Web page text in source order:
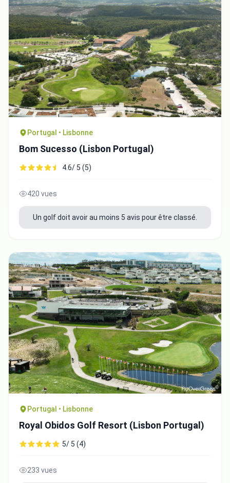
Portugal • Lisbonne
Bom Sucesso (Lisbon Portugal)
4.6/ 5 (5)
420 vues
Un golf doit avoir au moins 5 avis pour être classé.
Portugal • Lisbonne
Royal Obidos Golf Resort (Lisbon Portugal)
5/ 5 (4)
233 vues